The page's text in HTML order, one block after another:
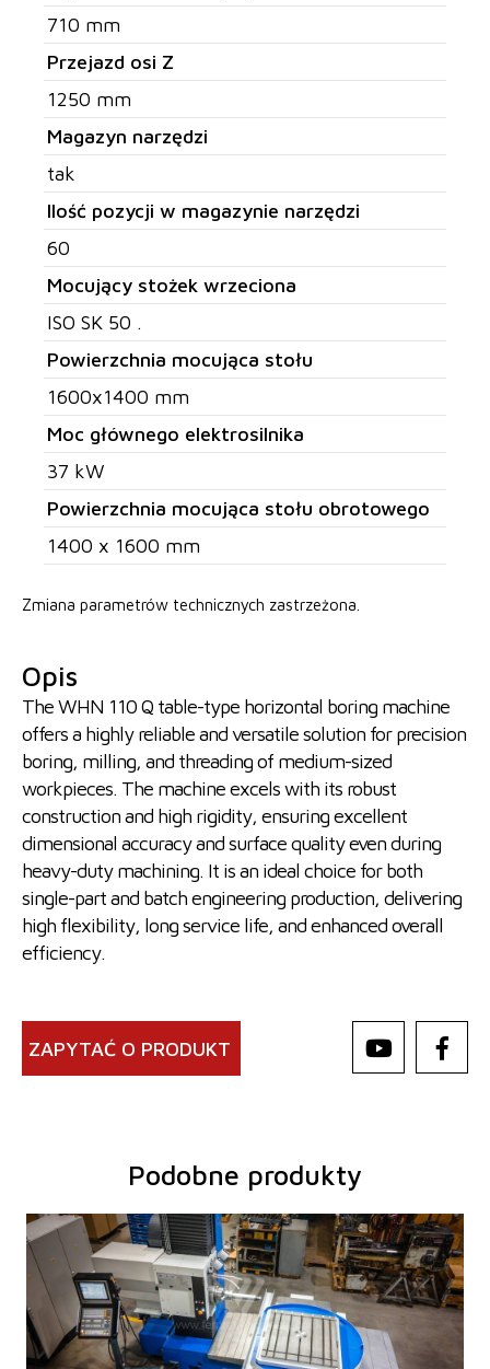
710 mm
Przejazd osi Z
1250 mm
Magazyn narzędzi
tak
Ilość pozycji w magazynie narzędzi
60
Mocujący stożek wrzeciona
ISO SK 50 .
Powierzchnia mocująca stołu
1600x1400 mm
Moc głównego elektrosilnika
37 kW
Powierzchnia mocująca stołu obrotowego
1400 x 1600 mm
Zmiana parametrów technicznych zastrzeżona.
Opis
The WHN 110 Q table-type horizontal boring machine
offers a highly reliable and versatile solution for precision
boring, milling, and threading of medium-sized
workpieces. The machine excels with its robust
construction and high rigidity, ensuring excellent
dimensional accuracy and surface quality even during
heavy-duty machining. It is an ideal choice for both
single-part and batch engineering production, delivering
high flexibility, long service life, and enhanced overall
efficiency.
ZAPYTAĆ O PRODUKT
Podobne produkty
Rok produkcji:
0
System sterowania
tak
System sterowania HeidenhainTNC 620
Średnica wrzeciona roboczego100 mm
Przejazd osi X
1250 mm
Przejazd osi Y
1030 mm
Obroty wrzeciona
16 - 2500 /min.